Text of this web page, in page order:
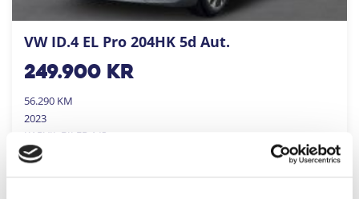
VW ID.4 EL Pro 204HK 5d Aut.
249.900kr
56.290 KM
2023
KARVIL BILER A/S